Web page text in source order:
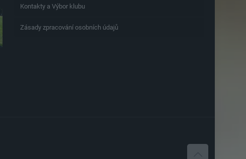
Kontakty a Výbor klubu
Zásady zpracování osobních údajů